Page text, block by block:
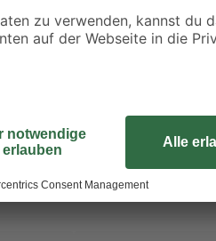
Eindrehwiderstand beim
Schrauben, was nicht nur
eingesetzten Schraubers
unterbunden. Das bedeutet
musst dir keine Sorgen um